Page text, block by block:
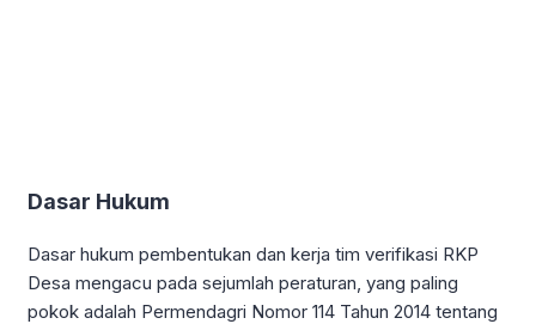
Dasar Hukum
Dasar hukum pembentukan dan kerja tim verifikasi RKP
Desa mengacu pada sejumlah peraturan, yang paling
pokok adalah Permendagri Nomor 114 Tahun 2014 tentang